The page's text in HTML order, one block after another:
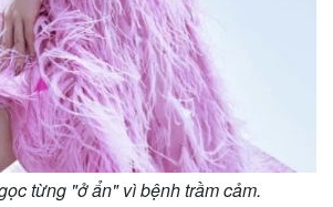
từng "ở ẩn" vì bệnh trầm cảm.